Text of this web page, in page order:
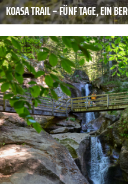
KOASA TRAIL – FÜNF TAGE, EIN